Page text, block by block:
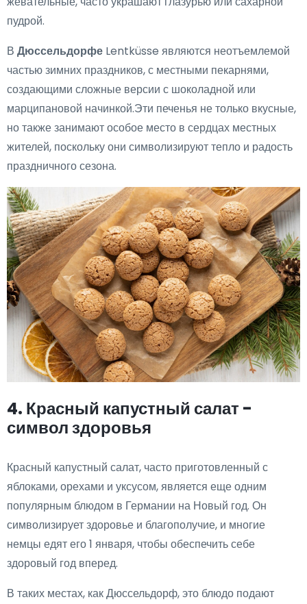
пудрой.
В Дюссельдорфе Lentküsse являются неотъемлемой
частью зимних праздников, с местными пекарнями,
создающими сложные версии с шоколадной или
марципановой начинкой.Эти печенья не только вкусные,
но также занимают особое место в сердцах местных
жителей, поскольку они символизируют тепло и радость
праздничного сезона.
4. Красный капустный салат -
символ здоровья
Красный капустный салат, часто приготовленный с
яблоками, орехами и уксусом, является еще одним
популярным блюдом в Германии на Новый год. Он
символизирует здоровье и благополучие, и многие
немцы едят его 1 января, чтобы обеспечить себе
здоровый год вперед.
В таких местах, как Дюссельдорф, это блюдо подают